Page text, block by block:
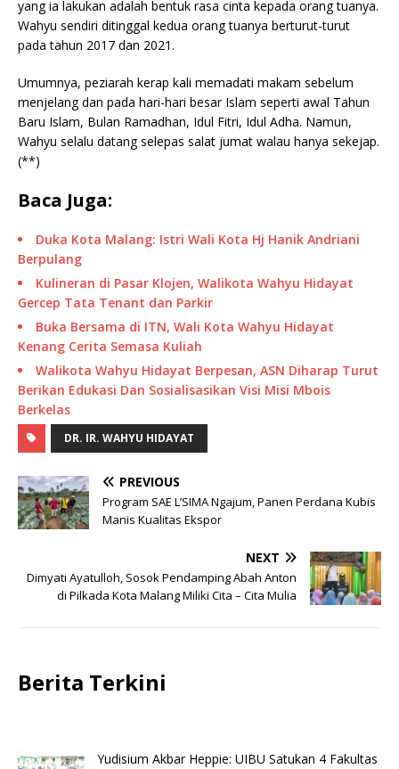
yang ia lakukan adalah bentuk rasa cinta kepada orang tuanya.
Wahyu sendiri ditinggal kedua orang tuanya berturut-turut
pada tahun 2017 dan 2021.
Umumnya, peziarah kerap kali memadati makam sebelum
menjelang dan pada hari-hari besar Islam seperti awal Tahun
Baru Islam, Bulan Ramadhan, Idul Fitri, Idul Adha. Namun,
Wahyu selalu datang selepas salat jumat walau hanya sekejap.
(**)
Baca Juga:
Duka Kota Malang: Istri Wali Kota Hj Hanik Andriani
Berpulang
Kulineran di Pasar Klojen, Walikota Wahyu Hidayat
Gercep Tata Tenant dan Parkir
Buka Bersama di ITN, Wali Kota Wahyu Hidayat
Kenang Cerita Semasa Kuliah
Walikota Wahyu Hidayat Berpesan, ASN Diharap Turut
Berikan Edukasi Dan Sosialisasikan Visi Misi Mbois
Berkelas
DR. IR. WAHYU HIDAYAT
PREVIOUS
Program SAE L’SIMA Ngajum, Panen Perdana Kubis
Manis Kualitas Ekspor
NEXT
Dimyati Ayatulloh, Sosok Pendamping Abah Anton
di Pilkada Kota Malang Miliki Cita – Cita Mulia
Berita Terkini
Yudisium Akbar Heppie: UIBU Satukan 4 Fakultas